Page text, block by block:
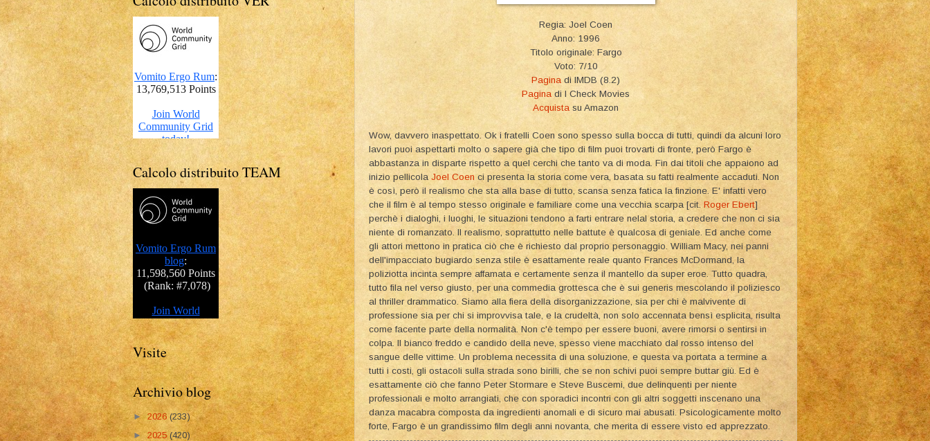
Regia: Joel Coen
Anno: 1996
Titolo originale: Fargo
Voto: 7/10
Pagina di IMDB (8.2)
Pagina di I Check Movies
Acquista su Amazon
Wow, davvero inaspettato. Ok i fratelli Coen sono spesso sulla bocca di tutti, quindi da alcuni loro
lavori puoi aspettarti molto o sapere già che tipo di film puoi trovarti di fronte, però Fargo è
abbastanza in disparte rispetto a quel cerchi che tanto va di moda. Fin dai titoli che appaiono ad
inizio pellicola Joel Coen ci presenta la storia come vera, basata su fatti realmente accaduti. Non
è così, però il realismo che sta alla base di tutto, scansa senza fatica la finzione. E' infatti vero
che il film è al tempo stesso originale e familiare come una vecchia scarpa [cit. Roger Ebert]
perchè i dialoghi, i luoghi, le situazioni tendono a farti entrare nelal storia, a credere che non ci sia
niente di romanzato. Il realismo, soprattutto nelle battute è qualcosa di geniale. Ed anche come
gli attori mettono in pratica ciò che è richiesto dal proprio personaggio. William Macy, nei panni
dell'impacciato bugiardo senza stile è esattamente reale quanto Frances McDormand, la
poliziotta incinta sempre affamata e certamente senza il mantello da super eroe. Tutto quadra,
tutto fila nel verso giusto, per una commedia grottesca che è sui generis mescolando il poliziesco
al thriller drammatico. Siamo alla fiera della disorganizzazione, sia per chi è malvivente di
professione sia per chi si improvvisa tale, e la crudeltà, non solo accennata bensì esplicita, risulta
come facente parte della normalità. Non c'è tempo per essere buoni, avere rimorsi o sentirsi in
colpa. Il bianco freddo e candido della neve, spesso viene macchiato dal rosso intenso del
sangue delle vittime. Un problema necessita di una soluzione, e questa va portata a termine a
tutti i costi, gli ostacoli sulla strada sono birilli, che se non schivi puoi sempre buttar giù. Ed è
esattamente ciò che fanno Peter Stormare e Steve Buscemi, due delinquenti per niente
professionali e molto arrangiati, che con sporadici incontri con gli altri soggetti inscenano una
danza macabra composta da ingredienti anomali e di sicuro mai abusati. Psicologicamente molto
forte, Fargo è un grandissimo film degli anni novanta, che merita di essere visto ed apprezzato.
Calcolo distribuito TEAM
Visite
Archivio blog
► 2026(233)
►2025(420)